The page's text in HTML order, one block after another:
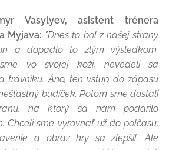
Vasylyev, asistent trénera
Myjava: "Dnes to bol z našej strany
a dopadlo to zlým výsledkom.
vo svojej koži, nevedeli sa
trávniku. Áno, ten vstup do zápasu
budíček. Potom sme dostali
na ktorý sa nám podarilo
Chceli sme vyrovnať už do polčasu,
a obraz hry sa zlepšil. Ale